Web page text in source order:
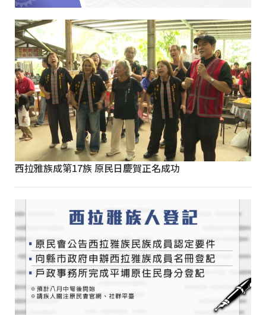
西拉雅族成第17族 原民日慶賀正名成功